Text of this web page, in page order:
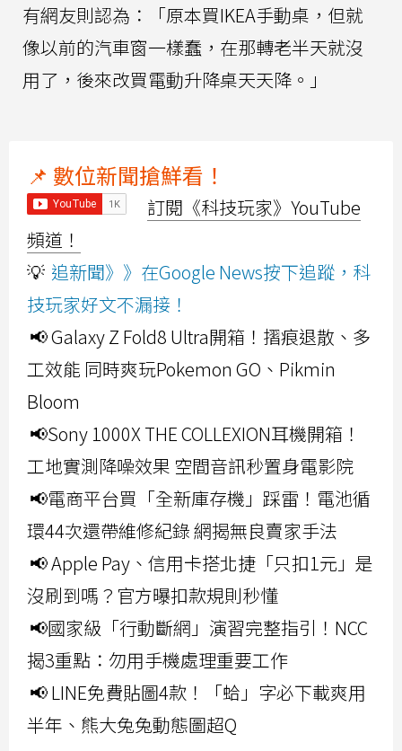
有網友則認為：「原本買IKEA手動桌，但就
像以前的汽車窗一樣蠢，在那轉老半天就沒
用了，後來改買電動升降桌天天降。」
📌 數位新聞搶鮮看！
訂閱《科技玩家》YouTube
頻道！
💡 追新聞》》在Google News按下追蹤，科
技玩家好文不漏接！
📢 Galaxy Z Fold8 Ultra開箱！摺痕退散、多
工效能 同時爽玩Pokemon GO、Pikmin
Bloom
📢Sony 1000X THE COLLEXION耳機開箱！
工地實測降噪效果 空間音訊秒置身電影院
📢電商平台買「全新庫存機」踩雷！電池循
環44次還帶維修紀錄 網揭無良賣家手法
📢 Apple Pay、信用卡搭北捷「只扣1元」是
沒刷到嗎？官方曝扣款規則秒懂
📢國家級「行動斷網」演習完整指引！NCC
揭3重點：勿用手機處理重要工作
📢 LINE免費貼圖4款！「蛤」字必下載爽用
半年、熊大兔兔動態圖超Q